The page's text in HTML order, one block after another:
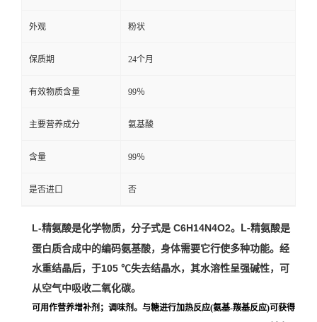
外观 粉状
保质期 24个月
有效物质含量 99％
主要营养成分 氨基酸
含量 99％
是否进口 否
L-精氨酸是化学物质，分子式是 C6H14N4O2。 L-精氨酸是
蛋白质合成中的编码氨基酸，身体需要它行使多种功能。 经
水重结晶后，于105 ℃失去结晶水，其水溶性呈强碱性，可
从空气中吸收二氧化碳。
可用作营养增补剂；调味剂。与糖进行加热反应(氨基-羰基反应)可获得